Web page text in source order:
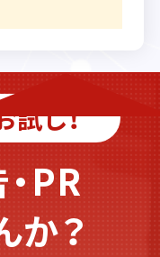
試し！
PR
か？